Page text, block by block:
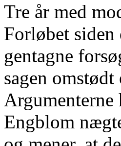
Tre år med
Forløbet
gentagne
sagen
Engblom